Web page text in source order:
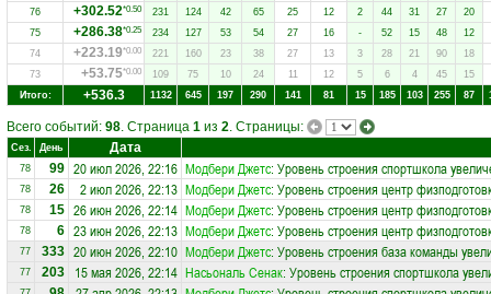
76
+302.52*0.50 231 124 42 65 25 12 2 44 31 27
20
75
+286.38*0.25 234 127 53 54 27 16 - 52 15 48
12
74
+223.19*0.00 221 160 23 38 27 13 3 28 21 90
18
73
+53.75*0.00 109 75 10 24 11 12 5 6 4 45
15
Итого:
+536.3 1132 645 197 290 141 81 15 185 103 255 87
Всего событий: 98. Страница 1 из 2. Страницы:
Сез. День Дата
78 99 20 июл 2026, 22:16 Модбери Джетс: Уровень строения спортшкола
78 26 2 июл 2026, 22:13 Модбери Джетс: Уровень строения центр
78 15 26 июн 2026, 22:14 Модбери Джетс: Уровень строения центр
78 6 23 июн 2026, 22:13 Модбери Джетс: Уровень строения центр
77 333 20 июн 2026, 22:10 Модбери Джетс: Уровень строения база команды
77 203 15 мая 2026, 22:14 Насьональ Сенак: Уровень строения спортшкола